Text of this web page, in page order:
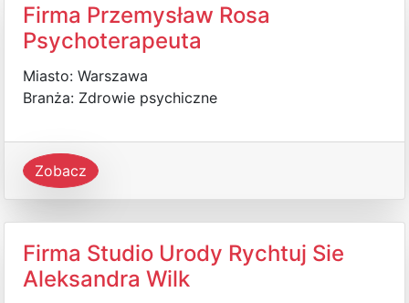
Firma Przemysław Rosa
Psychoterapeuta
Miasto: Warszawa
Branża: Zdrowie psychiczne
Zobacz
Firma Studio Urody Rychtuj Sie
Aleksandra Wilk